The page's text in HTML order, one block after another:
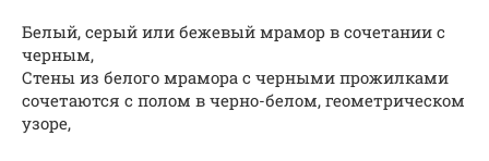
Белый, серый или бежевый мрамор в сочетании с
черным,
Стены из белого мрамора с черными прожилками
сочетаются с полом в черно-белом, геометрическом
узоре,